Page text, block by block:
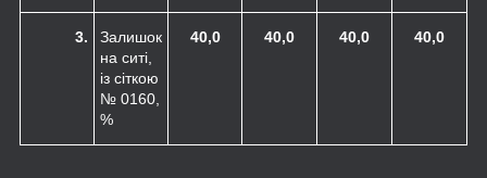
3.
Залишок
на ситі,
із сіткою
№ 0160,
%
40,0 40,0 40,0 40,0